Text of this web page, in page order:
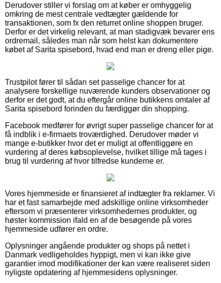
Derudover stiller vi forslag om at køber er omhyggelig
omkring de mest centrale vedtægter gældende for
transaktionen, som fx den returret online shoppen bruger.
Derfor er det virkelig relevant, at man stadigvæk bevarer ens
ordremail, således man når som helst kan dokumentere
købet af Sarita spisebord, hvad end man er dreng eller pige.
Trustpilot fører til sådan set passelige chancer for at
analysere forskellige nuværende kunders observationer og
derfor er det godt, at du eftergår online butikkens omtaler af
Sarita spisebord forinden du færdiggør din shopping.
Facebook medfører for øvrigt super passelige chancer for at
få indblik i e-firmaets troværdighed. Derudover møder vi
mange e-butikker hvor det er muligt at offentliggøre en
vurdering af deres købsoplevelse, hvilket tillige må tages i
brug til vurdering af hvor tilfredse kunderne er.
Vores hjemmeside er finansieret af indtægter fra reklamer. Vi
har et fast samarbejde med adskillige online virksomheder
eftersom vi præsenterer virksomhedernes produkter, og
høster kommission ifald en af de besøgende på vores
hjemmeside udfører en ordre.
Oplysninger angående produkter og shops på nettet i
Danmark vedligeholdes hyppigt, men vi kan ikke give
garantier imod modifikationer der kan være realiseret siden
nyligste opdatering af hjemmesidens oplysninger.